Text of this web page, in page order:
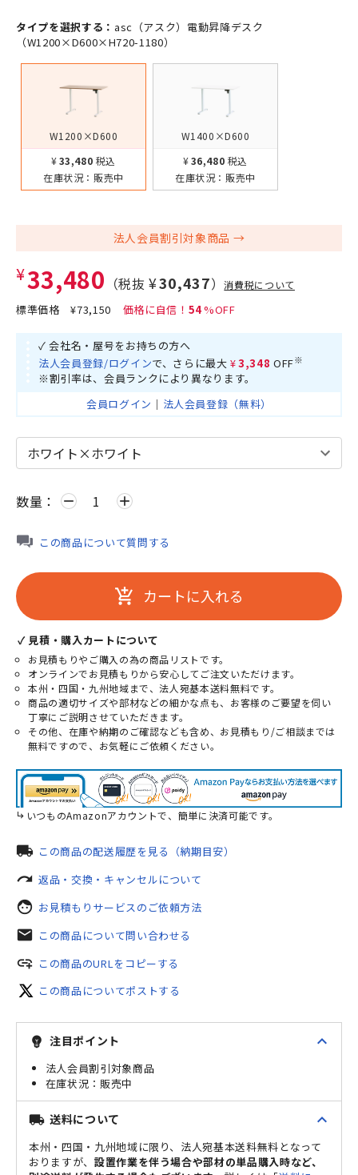
タイプを選択する： asc（アスク）電動昇降デスク
（W1200×D600×H720-1180）
W1200×D600
¥33,480 税込
在庫状況： 販売中
W1400×D600
¥36,480 税込
在庫状況： 販売中
法人会員割引対象商品
¥33,480 （税抜 ¥30,437）消費税について
標準価格¥73,150 54
✓ 会社名・屋号をお持ちの方へ
法人会員登録/ログインで、さらに最大 ¥3,348 OFF※
※割引率は、会員ランクにより異なります。
会員ログイン ｜ 法人会員登録（無料）
数量： remove add
この商品について質問する
add_shopping_cart カートに入れる
✓ 見積・購入カートについて
お見積もりやご購入の為の商品リストです。
オンラインでお見積もりから安心してご注文いただけます。
本州・四国・九州地域まで、法人宛基本送料無料です。
商品の適切サイズや部材などの細かな点も、お客様のご要望を伺い
丁寧にご説明させていただきます。
その他、在庫や納期のご確認なども含め、お見積もり/ご相談までは
無料ですので、お気軽にご依頼ください。
いつものAmazonアカウントで、簡単に決済可能です。
local_shipping この商品の配送履歴を見る（納期目安）
redo 返品・交換・キャンセルについて
face お見積もりサービスのご依頼方法
mail この商品について問い合わせる
add_link この商品のURLをコピーする
この商品についてポストする
emoji_objects 注目ポイント expand_less
法人会員割引対象商品
販売中
local_shipping 送料について expand_less
本州・四国・九州地域に限り、法人宛基本送料無料となって
おりますが、 設置作業を伴う場合や部材の単品購入時など、